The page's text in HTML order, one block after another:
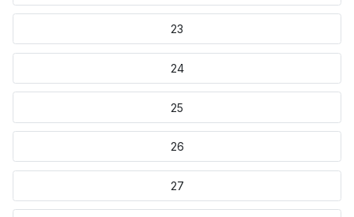
23
24
25
26
27